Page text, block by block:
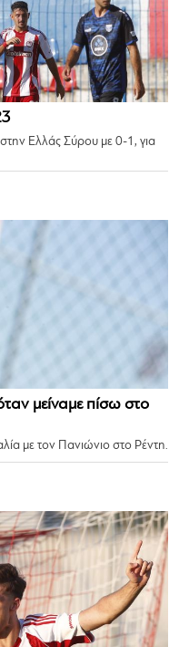
Ελλάς Σύρου με 0-1, για
μείναμε πίσω στο
με τον Πανιώνιο στο Ρέντη.